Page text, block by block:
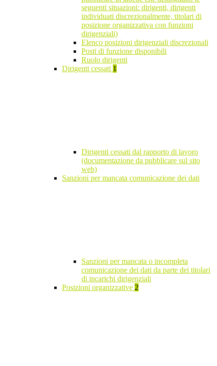
seguenti situazioni: dirigenti, dirigenti
individuati discrezionalmente, titolari di
posizione organizzativa con funzioni
dirigenziali)
Elenco posizioni dirigenziali discrezionali
Posti di funzione disponibili
Ruolo dirigenti
Dirigenti cessati 1
Dirigenti cessati dal rapporto di lavoro
(documentazione da pubblicare sul sito
web)
Sanzioni per mancata comunicazione dei dati
Sanzioni per mancata o incompleta
comunicazione dei dati da parte dei titolari
di incarichi dirigenziali
Posizioni organizzative 2